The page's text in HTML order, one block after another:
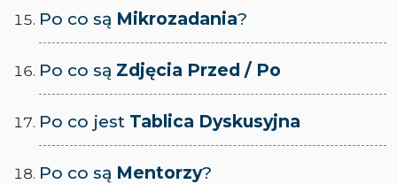
Po co są Mikrozadania?
Po co są Zdjęcia Przed / Po
Po co jest Tablica Dyskusyjna
Po co są Mentorzy?